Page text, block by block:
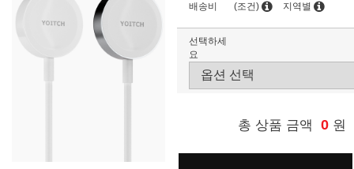
배송비
(조건) 지역별
선택하세
요
총 상품 금액 0 원